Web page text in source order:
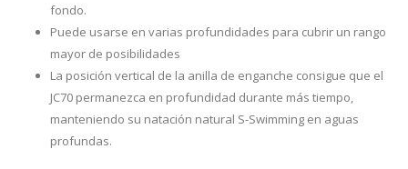
fondo.
Puede usarse en varias profundidades para cubrir un rango
mayor de posibilidades
La posición vertical de la anilla de enganche consigue que el
JC70 permanezca en profundidad durante más tiempo,
manteniendo su natación natural S-Swimming en aguas
profundas.